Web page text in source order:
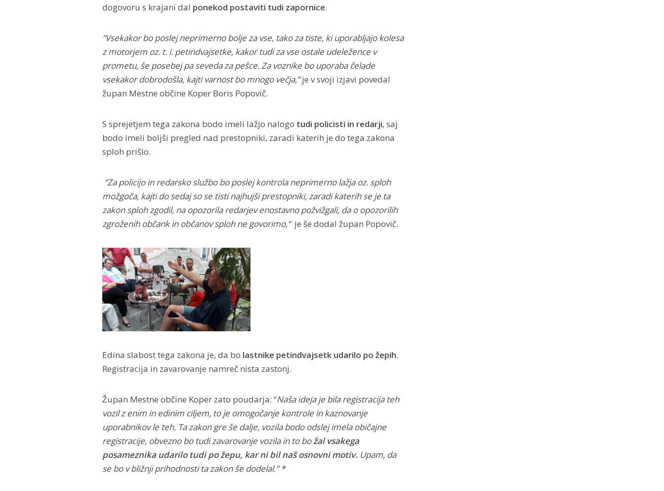
dogovoru s krajani dal ponekod postaviti tudi zapornice.
“Vsekakor bo poslej neprimerno bolje za vse, tako za tiste, ki uporabljajo kolesa
z motorjem oz. t. i. petindvajsetke, kakor tudi za vse ostale udeležence v
prometu, še posebej pa seveda za pešce. Za voznike bo uporaba čelade
vsekakor dobrodošla, kajti varnost bo mnogo večja,”je v svoji izjavi povedal
župan Mestne občine Koper Boris Popovič.
S sprejetjem tega zakona bodo imeli lažjo nalogo tudi policisti in redarji, saj
bodo imeli boljši pregled nad prestopniki, zaradi katerih je do tega zakona
sploh prišlo.
“Za policijo in redarsko službo bo poslej kontrola neprimerno lažja oz. sploh
možgoča, kajti do sedaj so se tisti najhujši prestopniki, zaradi katerih se je ta
zakon sploh zgodil, na opozorila redarjev enostavno požvižgali, da o opozorilih
zgroženih občank in občanov sploh ne govorimo,” je še dodal župan Popovič.
Edina slabost tega zakona je, da bo lastnike petindvajsetk udarilo po žepih.
Registracija in zavarovanje namreč nista zastonj.
Župan Mestne občine Koper zato poudarja: “Naša ideja je bila registracija teh
vozil z enim in edinim ciljem, to je omogočanje kontrole in kaznovanje
uporabnikov le teh. Ta zakon gre še dalje, vozila bodo odslej imela običajne
registracije, obvezno bo tudi zavarovanje vozila in to božal vsakega
posameznika udarilo tudi po žepu, kar ni bil naš osnovni motiv. Upam, da
se bo v bližnji prihodnosti ta zakon še dodelal.” *